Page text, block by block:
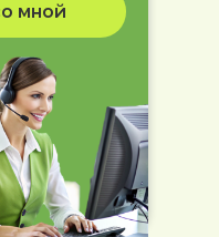
мной